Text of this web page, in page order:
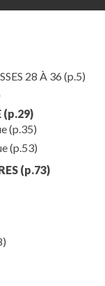
28 À 36 (p.5)
(p.29)
(p.35)
(p.53)
(p.73)